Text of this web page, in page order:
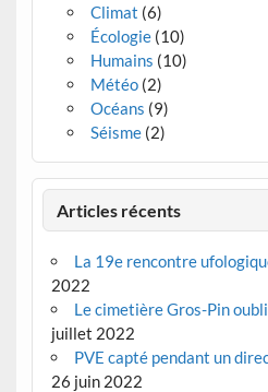
Climat (6)
Écologie(10)
Humains (10)
Météo(2)
Océans (9)
Séisme(2)
Articles récents
La 19e rencontre
2022
Le cimetière Gros-Pin
juillet 2022
PVE capté pendant un
26 juin 2022